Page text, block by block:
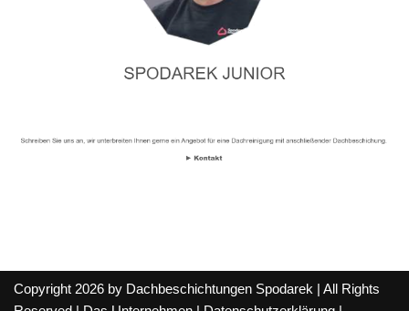
Copyright 2026 by Dachbeschichtungen Spodarek | All Rights